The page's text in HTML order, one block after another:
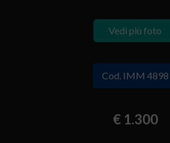
Vedi più foto
Cod. IMM 4898
€ 1.300